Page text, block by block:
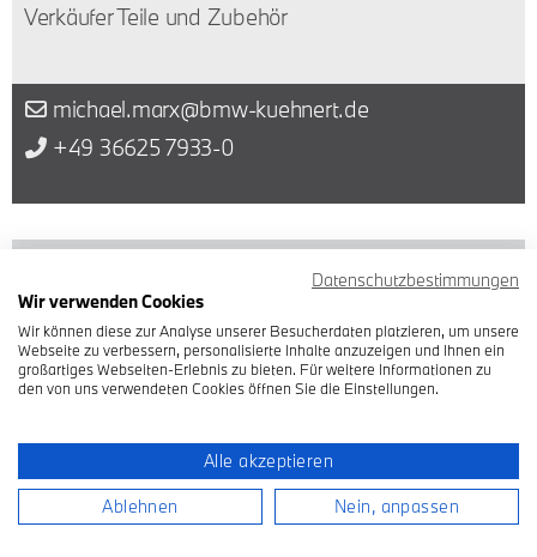
Verkäufer Teile und Zubehör
michael.marx@bmw-kuehnert.de
+49 36625 7933-0
Datenschutzbestimmungen
Wir verwenden Cookies
Wir können diese zur Analyse unserer Besucherdaten platzieren, um unsere
Webseite zu verbessern, personalisierte Inhalte anzuzeigen und Ihnen ein
großartiges Webseiten-Erlebnis zu bieten. Für weitere Informationen zu
den von uns verwendeten Cookies öffnen Sie die Einstellungen.
Alle akzeptieren
Ablehnen
Nein, anpassen